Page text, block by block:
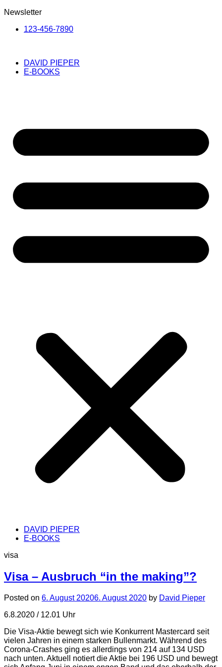
Newsletter
123-456-7890
DAVID PIEPER
E-BOOKS
DAVID PIEPER
E-BOOKS
visa
Visa – Ausbruch “in the making”?
Posted on 6. August 20206. August 2020 by David Pieper
6.8.2020 / 12.01 Uhr
Die Visa-Aktie bewegt sich wie Konkurrent Mastercard seit
vielen Jahren in einem starken Bullenmarkt. Während des
Corona-Crashes ging es allerdings von 214 auf 134 USD
nach unten. Aktuell notiert die Aktie bei 196 USD und bewegt